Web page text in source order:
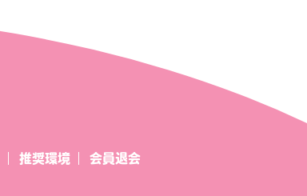
推奨環境 会員退会